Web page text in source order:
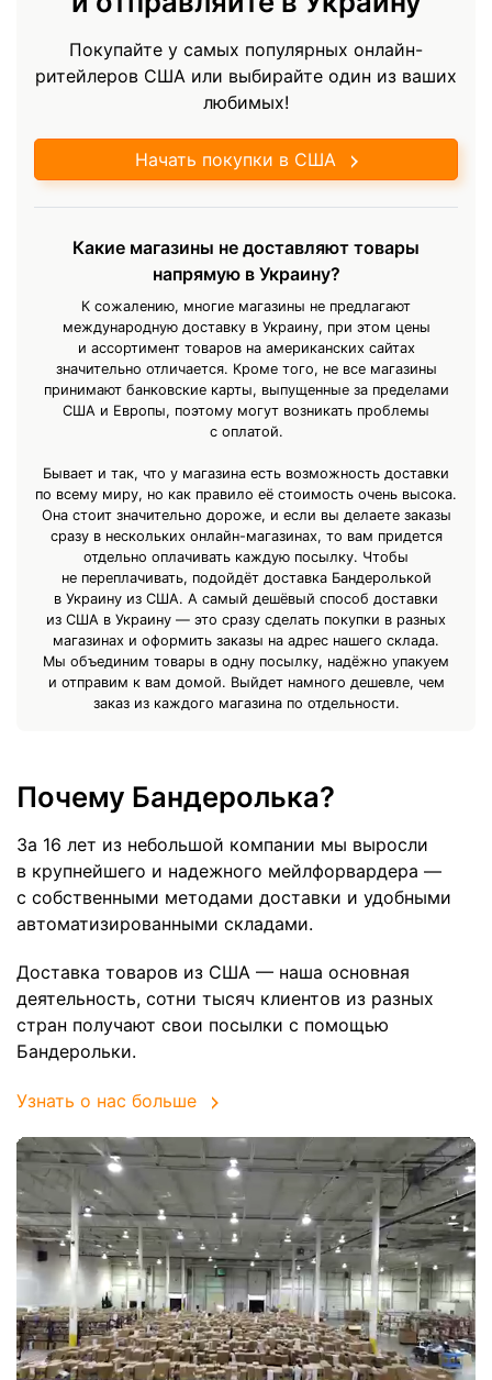
Покупайте у самых популярных онлайн-
ритейлеров США или выбирайте один из ваших
любимых!
Начать покупки в США
Какие магазины не доставляют товары
напрямую в Украину?
К сожалению, многие магазины не предлагают
международную доставку в Украину, при этом цены
и ассортимент товаров на американских сайтах
значительно отличается. Кроме того, не все магазины
принимают банковские карты, выпущенные за пределами
США и Европы, поэтому могут возникать проблемы
с оплатой.
Бывает и так, что у магазина есть возможность доставки
по всему миру, но как правило её стоимость очень высока.
Она стоит значительно дороже, и если вы делаете заказы
сразу в нескольких онлайн-магазинах, то вам придется
отдельно оплачивать каждую посылку. Чтобы
не переплачивать, подойдёт доставка Бандеролькой
в Украину из США. А самый дешёвый способ доставки
из США в Украину — это сразу сделать покупки в разных
магазинах и оформить заказы на адрес нашего склада.
Мы объединим товары в одну посылку, надёжно упакуем
и отправим к вам домой. Выйдет намного дешевле, чем
заказ из каждого магазина по отдельности.
Почему Бандеролька?
За 16 лет из небольшой компании мы выросли
в крупнейшего и надежного мейлфорвардера —
с собственными методами доставки и удобными
автоматизированными складами.
Доставка товаров из США — наша основная
деятельность, сотни тысяч клиентов из разных
стран получают свои посылки с помощью
Бандерольки.
Узнать о нас больше